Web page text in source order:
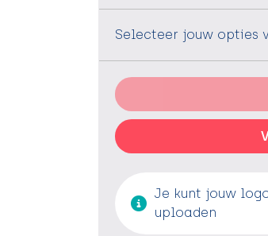
Selecteer jouw opties
Je kunt jouw
uploaden